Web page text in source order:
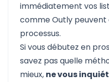
immédiatement vos
comme Outly
processus.
Si vous débutez en
savez pas quelle
mieux, ne vous